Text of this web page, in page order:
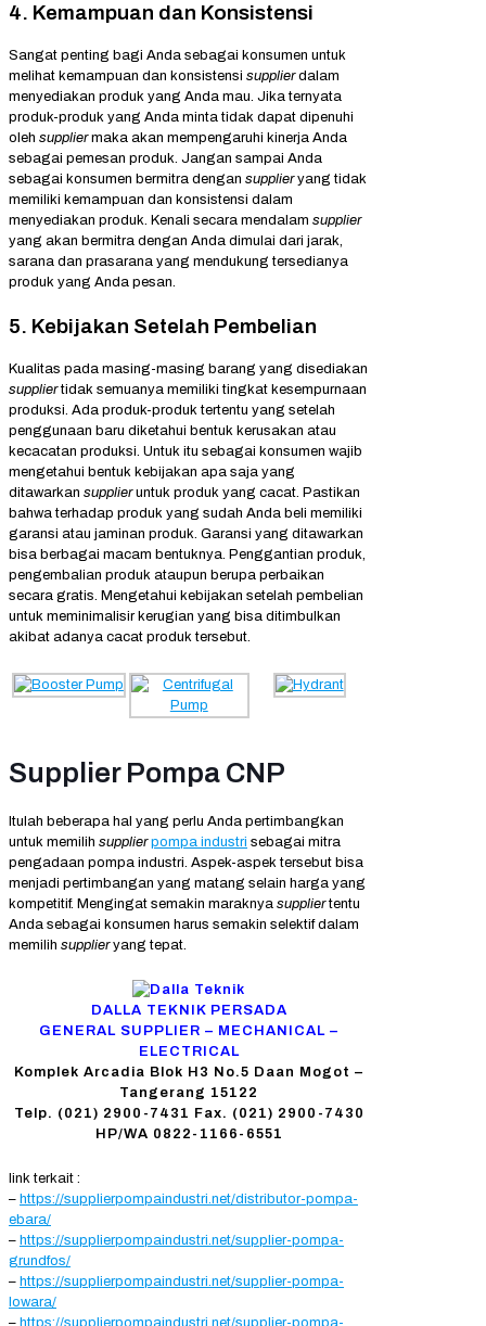
4. Kemampuan dan Konsistensi
Sangat penting bagi Anda sebagai konsumen untuk
melihat kemampuan dan konsistensi supplierdalam
menyediakan produk yang Anda mau. Jika ternyata
produk-produk yang Anda minta tidak dapat dipenuhi
oleh suppliermaka akan mempengaruhi kinerja Anda
sebagai pemesan produk. Jangan sampai Anda
sebagai konsumen bermitra dengan supplieryang tidak
memiliki kemampuan dan konsistensi dalam
menyediakan produk. Kenali secara mendalam supplier
yang akan bermitra dengan Anda dimulai dari jarak,
sarana dan prasarana yang mendukung tersedianya
produk yang Anda pesan.
5. Kebijakan Setelah Pembelian
Kualitas pada masing-masing barang yang disediakan
suppliertidak semuanya memiliki tingkat kesempurnaan
produksi. Ada produk-produk tertentu yang setelah
penggunaan baru diketahui bentuk kerusakan atau
kecacatan produksi. Untuk itu sebagai konsumen wajib
mengetahui bentuk kebijakan apa saja yang
ditawarkan supplieruntuk produk yang cacat. Pastikan
bahwa terhadap produk yang sudah Anda beli memiliki
garansi atau jaminan produk. Garansi yang ditawarkan
bisa berbagai macam bentuknya. Penggantian produk,
pengembalian produk ataupun berupa perbaikan
secara gratis. Mengetahui kebijakan setelah pembelian
untuk meminimalisir kerugian yang bisa ditimbulkan
akibat adanya cacat produk tersebut.
Supplier Pompa CNP
Itulah beberapa hal yang perlu Anda pertimbangkan
untuk memilih supplier pompa industri sebagai mitra
pengadaan pompa industri. Aspek-aspek tersebut bisa
menjadi pertimbangan yang matang selain harga yang
kompetitif. Mengingat semakin maraknya suppliertentu
Anda sebagai konsumen harus semakin selektif dalam
memilih supplieryang tepat.
DALLA TEKNIK PERSADA
GENERAL SUPPLIER – MECHANICAL –
ELECTRICAL
Komplek Arcadia Blok H3 No.5 Daan Mogot –
Tangerang 15122
Telp. (021) 2900-7431 Fax. (021) 2900-7430
HP/WA 0822-1166-6551
link terkait :
– https://supplierpompaindustri.net/distributor-pompa-
ebara/
– https://supplierpompaindustri.net/supplier-pompa-
grundfos/
– https://supplierpompaindustri.net/supplier-pompa-
lowara/
– https://supplierpompaindustri.net/supplier-pompa-